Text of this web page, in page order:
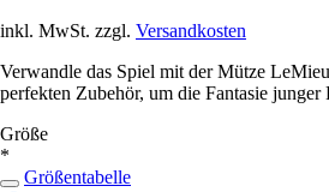
inkl. MwSt. zzgl. Versandkosten
Verwandle das Spiel mit der Mütze
perfekten Zubehör, um die Fantasie junger
Größe
*
Größentabelle